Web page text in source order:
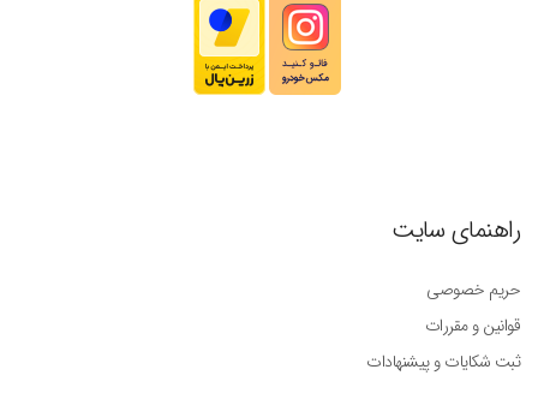
راهنمای سایت
حریم خصوصی
قوانین و مقررات
ثبت شکایات و پیشنهادات